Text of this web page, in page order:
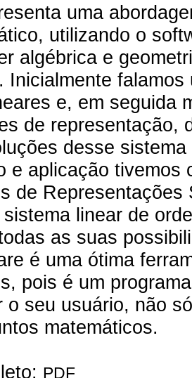
uma
utilizando o
algébrica e
Inicialmente
e, em seguida
de representação,
desse
e aplicação tivemos
de
linear de
as suas
é uma ótima
pois é um
o seu usuário, não
matemáticos.
PDF